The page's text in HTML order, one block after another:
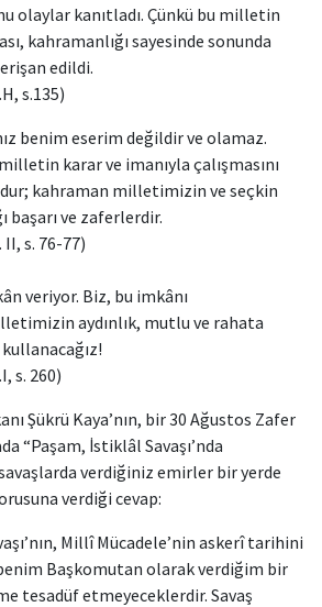
olaylar kanıtladı. Çünkü bu milletin
kahramanlığı sayesinde sonunda
edildi.
s.135)
benim eserim değildir ve olamaz.
karar ve imanıyla çalışmasını
kahraman milletimizin ve seçkin
başarı ve zaferlerdir.
II, s. 76-77)
veriyor. Biz, bu imkânı
aydınlık, mutlu ve rahata
s. 260)
Şükrü Kaya’nın, bir 30 Ağustos Zafer
“Paşam, İstiklâl Savaşı’nda
verdiğiniz emirler bir yerde
verdiği cevap:
Millî Mücadele’nin askerî tarihini
Başkomutan olarak verdiğim bir
tesadüf etmeyeceklerdir. Savaş